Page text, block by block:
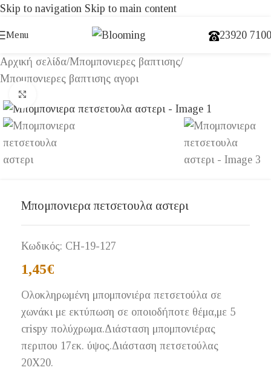
Skip to navigation Skip to main content
Menu 23920
Αρχική σελίδα/Μπομπονιερες βαπτισης/
Μπομπονιερες βαπτισης αγορι
Μπομπονιερα πετσετουλα αστερι
Κωδικός: CH-19-127
1,45€
Ολοκληρωμένη μπομπονιέρα πετσετούλα σε
χωνάκι με εκτύπωση σε οποιοδήποτε θέμα,με 5
crispy πολύχρωμα.Διάσταση μπομπονιέρας
περιπου 17εκ. ύψος.Διάσταση πετσετούλας
20Χ20.